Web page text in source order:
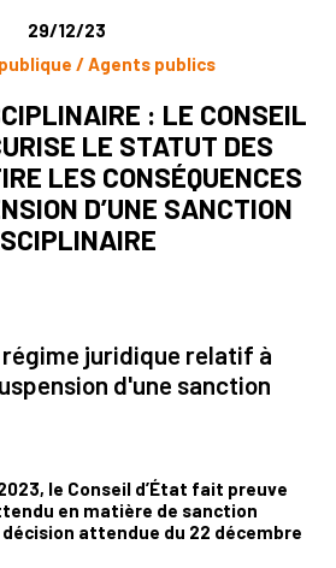
29/12/23
/ Agents publics
: LE CONSEIL
LE STATUT DES
LES CONSÉQUENCES
D’UNE SANCTION
juridique relatif à
d'une sanction
le Conseil d’État fait preuve
en matière de sanction
attendue du 22 décembre